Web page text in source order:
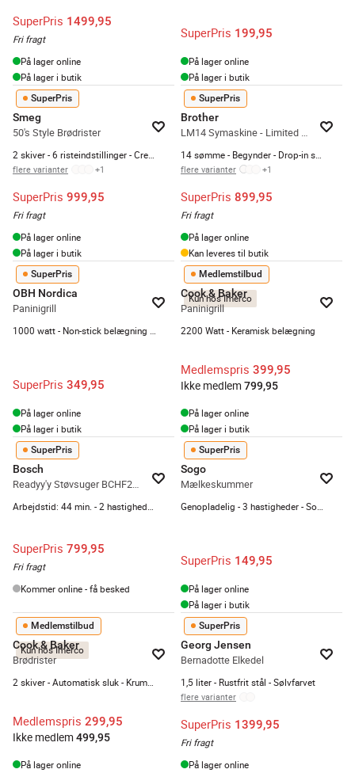
SuperPris 1499,95
Fri fragt
På lager online
På lager i butik
SuperPris 199,95
På lager online
På lager i butik
SuperPris
Smeg
50's Style Brødrister
flere varianter +1
SuperPris 999,95
Fri fragt
På lager online
På lager i butik
SuperPris
Brother
LM14 Symaskine - Limited edition
flere varianter +1
SuperPris 899,95
Fri fragt
På lager online
Kan leveres til butik
SuperPris
OBH Nordica
Paninigrill
SuperPris 349,95
På lager online
På lager i butik
Kun hos Imerco
Medlemstilbud
Cook & Baker
Paninigrill
2200 Watt - Keramisk belægning
Medlemspris 399,95
Ikke medlem 799,95
På lager online
På lager i butik
SuperPris
Bosch
Readyy'y Støvsuger BCHF220B
SuperPris 799,95
Fri fragt
Kommer online - få besked
SuperPris
Sogo
Mælkeskummer
SuperPris 149,95
På lager online
På lager i butik
Kun hos Imerco
Medlemstilbud
Cook & Baker
Brødrister
Medlemspris 299,95
Ikke medlem 499,95
På lager online
SuperPris
Georg Jensen
Bernadotte Elkedel
1,5 liter - Rustfrit stål - Sølvfarvet
flere varianter
SuperPris 1399,95
Fri fragt
På lager online